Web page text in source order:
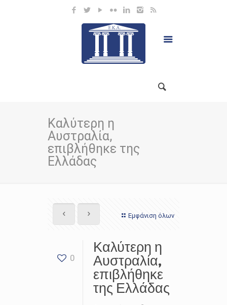
Καλύτερη η
Αυστραλία,
επιβλήθηκε της
Ελλάδας
Εμφάνιση όλων
0
Καλύτερη η
Αυστραλία,
επιβλήθηκε
της Ελλάδας